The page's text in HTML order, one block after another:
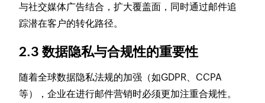
与社交媒体广告结合，扩大覆盖面，同时通过邮件追
踪潜在客户的转化路径。
2.3 数据隐私与合规性的重要性
随着全球数据隐私法规的加强（如GDPR、CCPA
等），企业在进行邮件营销时必须更加注重合规性。